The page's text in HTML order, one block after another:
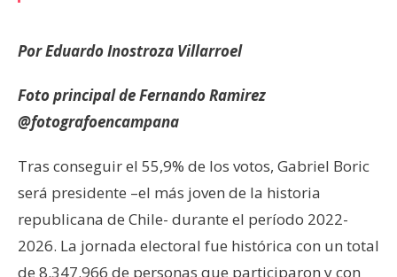
Por Eduardo Inostroza Villarroel
Foto principal de Fernando Ramirez
@fotografoencampana
Tras conseguir el 55,9% de los votos, Gabriel Boric
será presidente –el más joven de la historia
republicana de Chile- durante el período 2022-
2026. La jornada electoral fue histórica con un total
de 8.347.966 de personas que participaron y con